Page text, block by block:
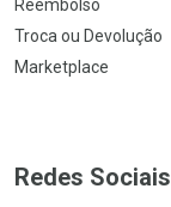
Reembolso
Troca ou Devolução
Marketplace
Redes Sociais